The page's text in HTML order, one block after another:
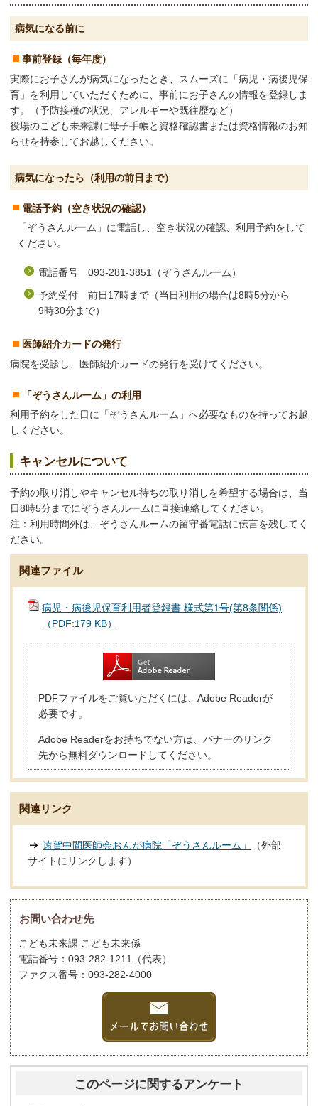
病気になる前に
事前登録（毎年度）
実際にお子さんが病気になったとき、スムーズに「病児・病後児保
育」を利用していただくために、事前にお子さんの情報を登録しま
す。（予防接種の状況、アレルギーや既往歴など）
役場のこども未来課に母子手帳と 資格確認書または資格情報のお知
らせを持参してお越しください。
病気になったら（利用の前日まで）
電話予約（空き状況の確認）
「ぞうさんルーム」に電話し、空き状況の確認、利用予約をして
ください。
電話番号 093-281-3851（ぞうさんルーム）
予約受付 前日17時まで（当日利用の場合は8時5分から
9時30分まで）
医師紹介カードの発行
病院を受診し、医師紹介カードの発行を受けてください。
「ぞうさんルーム」の利用
利用予約をした日に「ぞうさんルーム」へ必要なものを持ってお越
しください。
キャンセルについて
予約の取り消しやキャンセル待ちの取り消しを希望する場合は、当
日8時5分までにぞうさんルームに直接連絡してください。
注：利用時間外は、ぞうさんルームの留守番電話に伝言を残してく
ださい。
関連ファイル
病児・病後児保育利用者登録書 様式第1号(第8条関係)
（PDF:179 KB）
PDFファイルをご覧いただくには、Adobe Readerが
必要です。
Adobe Readerをお持ちでない方は、バナーのリンク
先から無料ダウンロードしてください。
関連リンク
遠賀中間医師会おんが病院「ぞうさんルーム」
（外部
サイトにリンクします）
お問い合わせ先
こども未来課 こども未来係
電話番号：093-282-1211（代表）
ファクス番号：093-282-4000
このページに関するアンケート